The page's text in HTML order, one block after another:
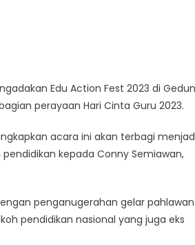
Edu Action Fest 2023 di
perayaan Hari Cinta Guru 2023.
acara ini akan terbagi
kepada Conny Semiawan,
penganugerahan gelar pahlawan
pendidikan nasional yang juga eks